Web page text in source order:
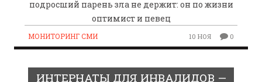
подросший парень зла не держит: он по жизни
оптимист и певец
МОНИТОРИНГ СМИ 10 НОЯ 0
ИНТЕРНАТЫ ДЛЯ ИНВАЛИДОВ —